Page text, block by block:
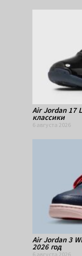
Air Jordan 17
классики
6 августа 2026
Air Jordan 3
2026 год
6 августа 2026